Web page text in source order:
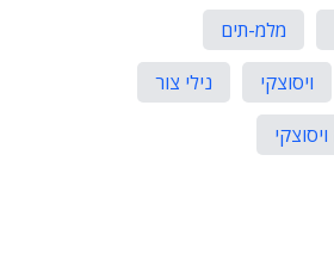
מלמ-תים
ויסוצקי
נילי צור